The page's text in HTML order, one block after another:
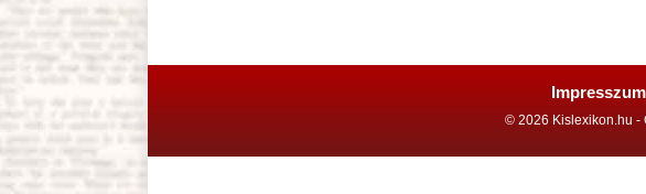
Impresszum
© 2026 Kislexikon.hu -